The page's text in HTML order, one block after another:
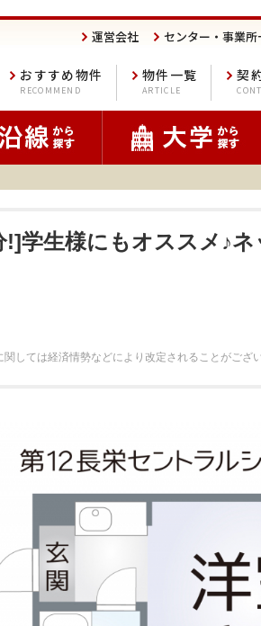
センター・事業所
運営会社
契
物件一覧
ARTICLE
おすすめ物件
RECOMMEND
学生様にもオススメ♪ネ
しては経済情勢などにより改定されることがござい